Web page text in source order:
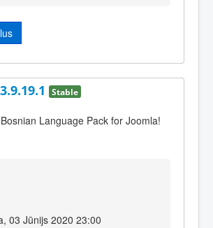
Stable
Language Pack for Joomla!
03 Jūnijs 2020 23:00